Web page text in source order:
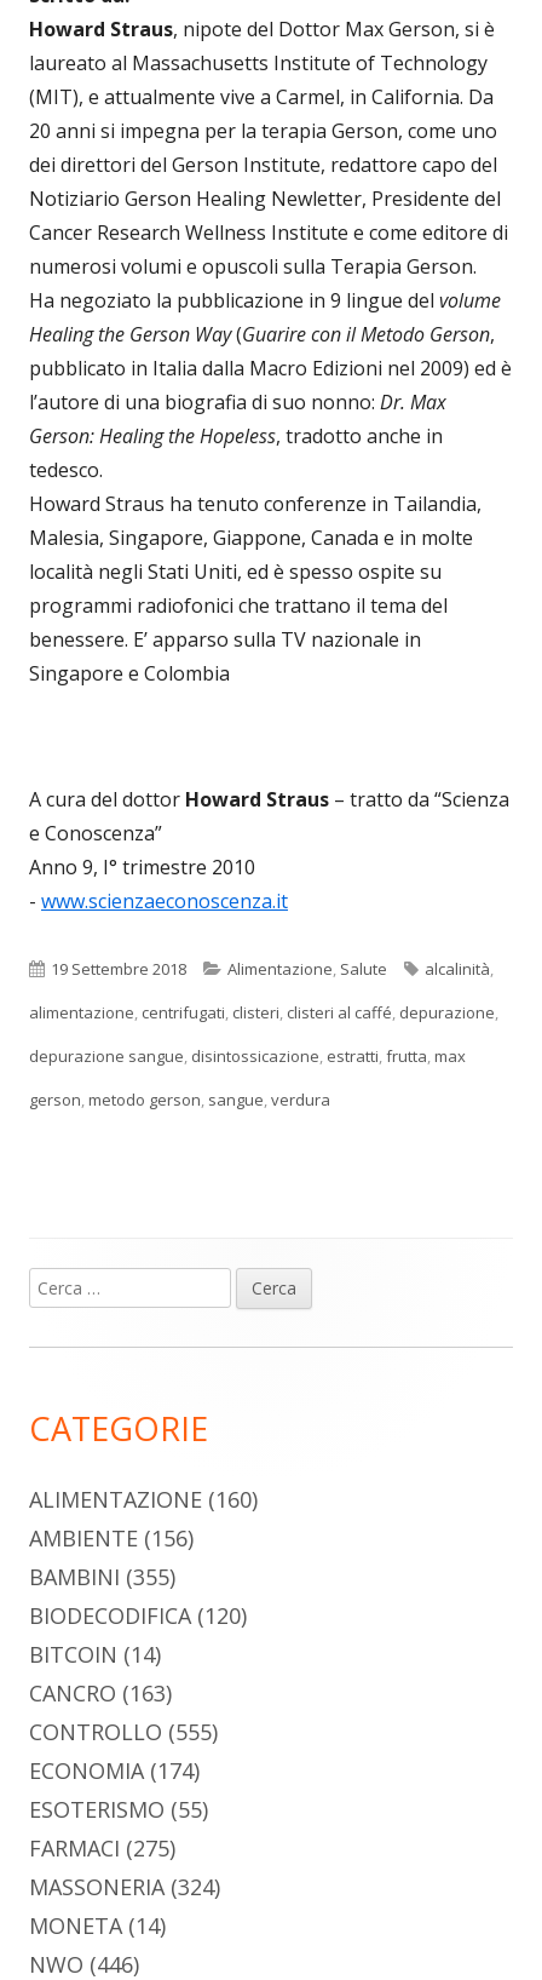
Howard Straus, nipote del Dottor Max Gerson, si è
laureato al Massachusetts Institute of Technology
(MIT), e attualmente vive a Carmel, in California. Da
20 anni si impegna per la terapia Gerson, come uno
dei direttori del Gerson Institute, redattore capo del
Notiziario Gerson Healing Newletter, Presidente del
Cancer Research Wellness Institute e come editore di
numerosi volumi e opuscoli sulla Terapia Gerson.
Ha negoziato la pubblicazione in 9 lingue del volume
Healing the Gerson Way(Guarire con il Metodo Gerson,
pubblicato in Italia dalla Macro Edizioni nel 2009) ed è
l’autore di una biografia di suo nonno: Dr. Max
Gerson: Healing the Hopeless, tradotto anche in
tedesco.
Howard Straus ha tenuto conferenze in Tailandia,
Malesia, Singapore, Giappone, Canada e in molte
località negli Stati Uniti, ed è spesso ospite su
programmi radiofonici che trattano il tema del
benessere. E’ apparso sulla TV nazionale in
Singapore e Colombia
A cura del dottor Howard Straus – tratto da “Scienza
e Conoscenza”
Anno 9, I° trimestre 2010
- www.scienzaeconoscenza.it
Pubblicato
19 Settembre 2018 Categorie
Alimentazione, Salute Tag
alcalinità,
alimentazione, centrifugati, clisteri, clisteri al caffé, depurazione,
depurazione sangue, disintossicazione, estratti,frutta,max
gerson,metodo gerson, sangue,verdura
Barra
laterale
Ricerca
per:
CATEGORIE
ALIMENTAZIONE (160)
AMBIENTE (156)
BAMBINI (355)
BIODECODIFICA (120)
BITCOIN (14)
CANCRO (163)
CONTROLLO (555)
ECONOMIA (174)
ESOTERISMO (55)
FARMACI (275)
MASSONERIA (324)
MONETA (14)
NWO (446)